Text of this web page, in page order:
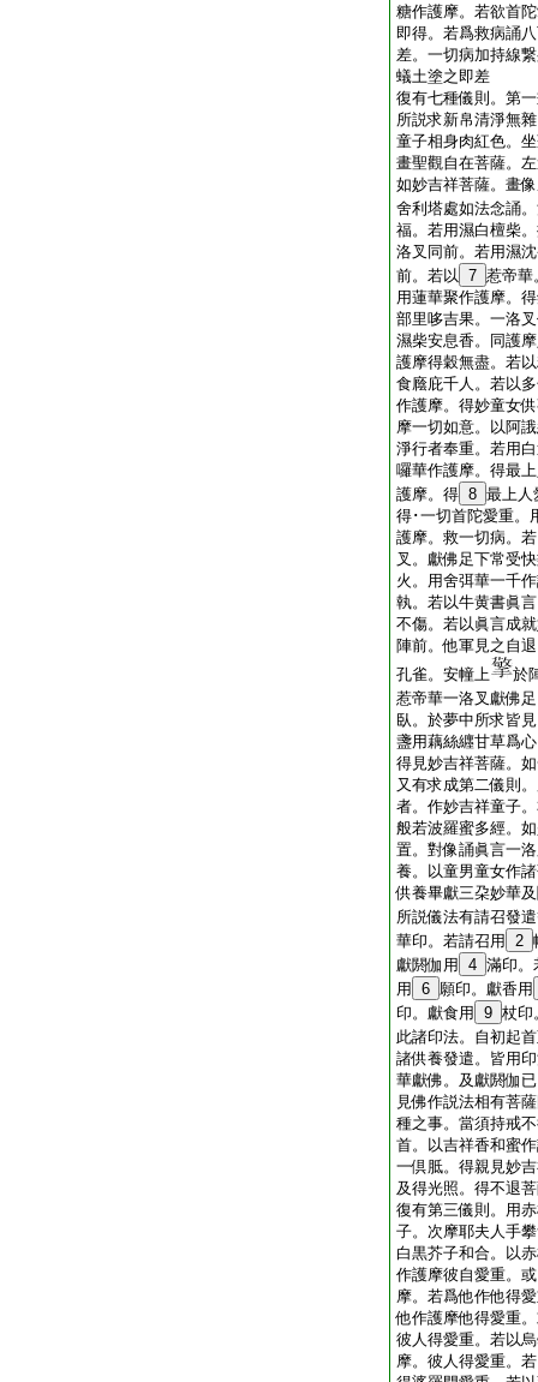
糖作護摩。若欲首
即得。若爲救病誦
差。一切病加持線
蟻土塗之即差
復有七種儀則。第
所説求新帛清淨無
童子相身肉紅色。
畫聖觀自在菩薩。
如妙吉祥菩薩。畫
舍利塔處如法念誦
福。若用濕白檀柴
洛叉同前。若用濕
前。若以 7 惹帝華
用蓮華聚作護摩。
部里哆吉果。一洛
濕柴安息香。同護
護摩得穀無盡。若
食廕庇千人。若以
作護摩。得妙童女
摩一切如意。以阿
淨行者奉重。若用
囉華作護摩。得最
護摩。得 8 最上人
得･一切首陀愛重。
護摩。救一切病。
叉。獻佛足下常受
火。用舍弭華一千
執。若以牛黄書眞
不傷。若以眞言成
陣前。他軍見之自
孔雀。安幢上
於
惹帝華一洛叉獻佛
臥。於夢中所求皆
盞用藕絲纒甘草爲
得見妙吉祥菩薩。
又有求成第二儀則
者。作妙吉祥童子
般若波羅蜜多經。
置。對像誦眞言一
養。以童男童女作
供養畢獻三朶妙華
所説儀法有請召發
華印。若請召用
2
獻閼伽用
4 滿印。
用
6 願印。獻香用
印。獻食用
9 杖印
此諸印法。自初起
諸供養發遣。皆用
華獻佛。及獻閼伽
見佛作説法相有菩
種之事。當須持戒
首。以吉祥香和蜜
一倶胝。得親見妙
及得光照。得不退
復有第三儀則。用
子。次摩耶夫人手
白黒芥子和合。以
作護摩彼自愛重。
摩。若爲他作他得
他作護摩他得愛重
彼人得愛重。若以
摩。彼人得愛重。